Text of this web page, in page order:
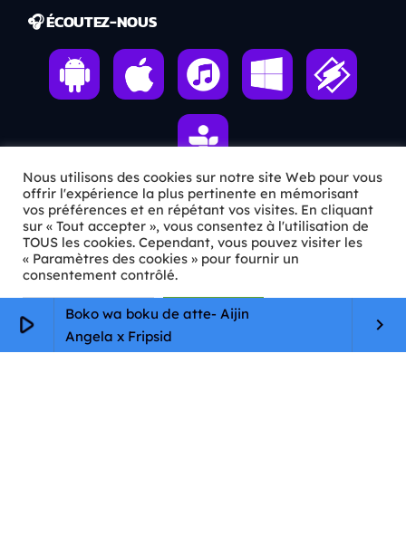
play_arrow
Boko wa boku de atte- Aijin
Angela x Fripsid
keyboard_arrow_right
🎧 ÉCOUTEZ-NOUS
ℹ️ INFOS PRATIQUES
✉️Contact
🦊Qui sommes-nous ?
📄
Mentions légales
Nous utilisons des cookies sur notre site Web pour vous
offrir l'expérience la plus pertinente en mémorisant
vos préférences et en répétant vos visites. En cliquant
sur « Tout accepter », vous consentez à l'utilisation de
TOUS les cookies. Cependant, vous pouvez visiter les
« Paramètres des cookies » pour fournir un
consentement contrôlé.
Paramètres Cookie Tout accepter